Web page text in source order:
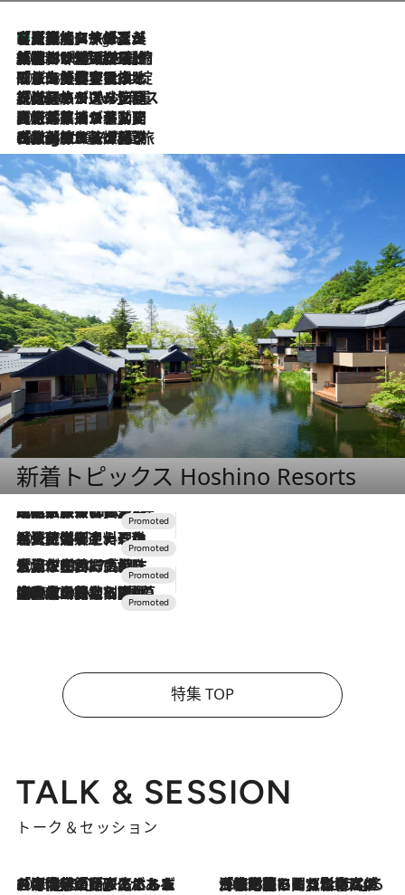
2 Hours Ago
【厳選旅コスメ】「多機能アイテムがメイン！」旅好き美容エディターが選んだ夏旅ベストコスメを発表【Mサイズジップ】
2026.8.6
「荷物が増えるほど旅ストレスは増す」美容ジャーナリストがたどり着いた最終結論。“化粧品を劇的に減らす”感動の凝縮美容とは
2026.8.6
「旅先には金髪ウィッグを持参」日本と同じメイクでは損してる!? 美容ジャーナリストが提案する“掟破りの旅美容”とは
2026.8.6
【厳選旅コスメ】「身軽さ＆UV対策重視！」ヘアアーティストshucoが選んだ夏旅ベストコスメを発表【Mサイズジップ】
2026.8.5
【厳選旅コスメ】国内をあちこち移動する河井菜摘が選んだ夏旅ベストコスメ発表！「リラックスアイテムはマスト」【Mサイズジップ】
2026.8.4
【厳選旅コスメ】「紫外線＆乾燥対策しながらメイク感も！」ヘア＆メイクGeorgeが選んだ夏旅ベストコスメを発表！【Mサイズジップ】
新着トピックス Hoshino Resorts
2026.7.31
【ホテル帰省】という選択肢をOMOが提案。家族とほどよい距離を保つには「昼は実家、夜は気兼ねなくホテルで！」
2026.7.24
【夏限定ディナーコース】旬を迎える稚鮎や花ズッキーニなどをイタリア・トスカーナの郷土料理の手法で満喫！
2026.7.17
「土佐和ハーブかき氷」がOMO7高知に登場！生姜、山椒、大葉など目にも舌にも涼を呼ぶ郷土の味
2026.7.10
NEW OPEN！【界 草津】名湯の地に誕生。趣の異なる2種の温泉と上州ならではの会席・蕎麦割烹など美食を味わう究極の癒やし旅
特集 TOP
TALK & SESSION
トーク＆セッション
2026.8.3
「今後値上げがあるとすれば…」「リスクがあるのは今年の冬」エネルギー専門家が語る、ホルムズ海峡封鎖が家庭にもたらす“ある心配” 2026.8.3
「住宅建てられない…」「サーチャージ料の高値が続いている」ホルムズ海峡封鎖による影響はいつまで続く？《エネルギー専門家に聞く“どうなる日本の暮らし”》